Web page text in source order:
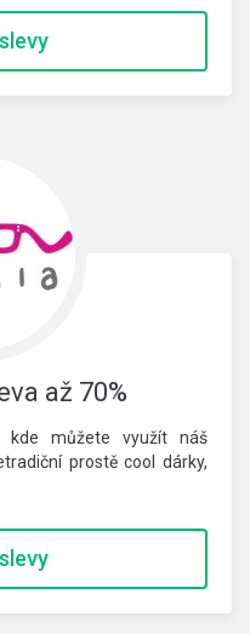
až 70%
kde můžete využít náš
prostě cool dárky,